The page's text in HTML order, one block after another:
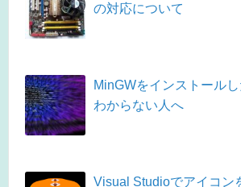
の対応について
MinGWをインストール
わからない人へ
Visual Studioでアイコン